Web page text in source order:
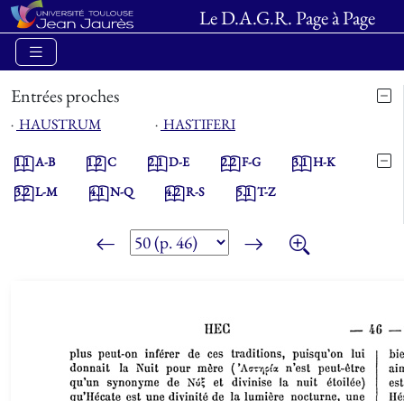
Le D.A.G.R. Page à Page
Entrées proches
⋅ HAUSTRUM ⋅ HASTIFERI
1.1A-B 1.2C 2.1D-E 2.2F-G 3.1H-K
3.2L-M 4.1N-Q 4.2R-S 5.1T-Z